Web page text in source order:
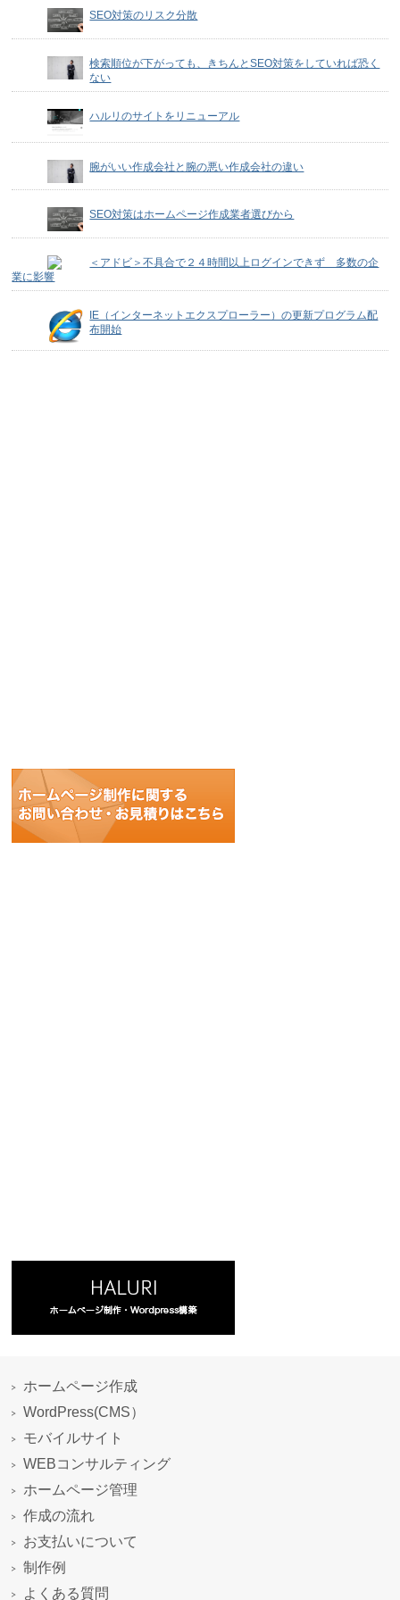
SEO対策のリスク分散
検索順位が下がっても、きちんとSEO対策をしていれば恐く
ない
ハルリのサイトをリニューアル
腕がいい作成会社と腕の悪い作成会社の違い
SEO対策はホームページ作成業者選びから
＜アドビ＞不具合で２４時間以上ログインできず 多数の企
業に影響
IE（インターネットエクスプローラー）の更新プログラム配
布開始
ホームページ作成
WordPress(CMS）
モバイルサイト
WEBコンサルティング
ホームページ管理
作成の流れ
お支払いについて
制作例
よくある質問